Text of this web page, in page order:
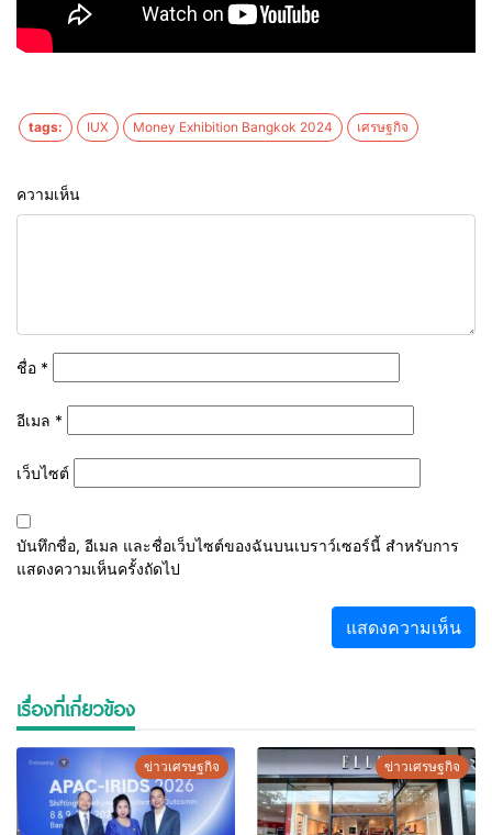
tags: IUX Money Exhibition Bangkok 2024 เศรษฐกิจ
ความเห็น
ชื่อ *
อีเมล *
เว็บไซต์
บันทึกชื่อ, อีเมล และชื่อเว็บไซต์ของฉันบนเบราว์เซอร์นี้ สำหรับการ
แสดงความเห็นครั้งถัดไป
เรื่องที่เกี่ยวข้อง
ข่าวเศรษฐกิจ ข่าวเศรษฐกิจ